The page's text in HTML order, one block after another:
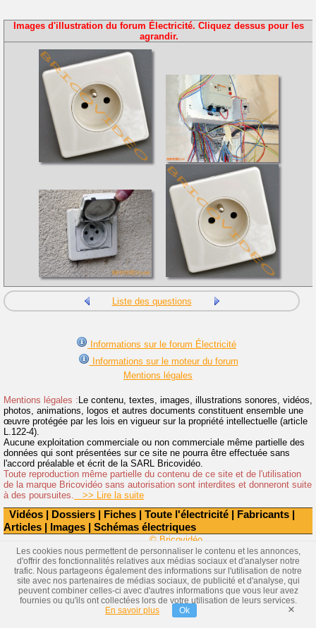
Vidéos | Dossiers | Fiches | Toute l'électricité | Fabricants |
Articles | Images | Schémas électriques
Images d'illustration du forum Électricité. Cliquez dessus pour les
agrandir.
Liste des questions
Informations sur le forum Électricité
Informations sur le moteur du forum
Mentions légales
Mentions légales :Le contenu, textes, images, illustrations sonores, vidéos,
photos, animations, logos et autres documents constituent ensemble une
œuvre protégée par les lois en vigueur sur la propriété intellectuelle (article
L.122-4).
Aucune exploitation commerciale ou non commerciale même partielle des
données qui sont présentées sur ce site ne pourra être effectuée sans
l'accord préalable et écrit de la SARL Bricovidéo.
Toute reproduction même partielle du contenu de ce site et de l'utilisation
de la marque Bricovidéo sans autorisation sont interdites et donneront suite
à des poursuites.
>> Lire la suite
© Bricovidéo
Les cookies nous permettent de personnaliser le contenu et les annonces,
d'offrir des fonctionnalités relatives aux médias sociaux et d'analyser notre
trafic. Nous partageons également des informations sur l'utilisation de notre
site avec nos partenaires de médias sociaux, de publicité et d'analyse, qui
peuvent combiner celles-ci avec d'autres informations que vous leur avez
fournies ou qu'ils ont collectées lors de votre utilisation de leurs services.
En savoir plus
Ok ×